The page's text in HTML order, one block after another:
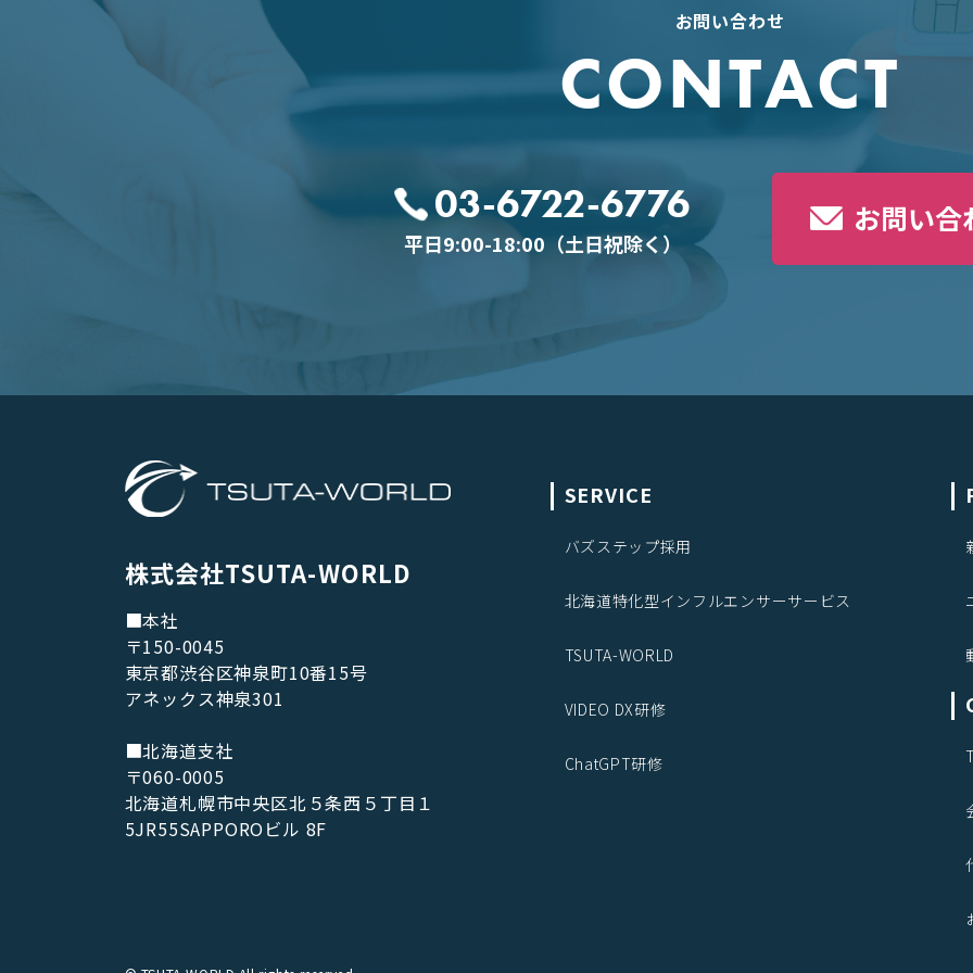
お問い合わせ
CONTACT
03-6722-6776
平日9:00-18:00（土日祝除く）
お問い合
株式会社TSUTA-WORLD
■本社
〒150-0045
東京都渋谷区神泉町10番15号
アネックス神泉301
■北海道支社
〒060-0005
北海道札幌市中央区北５条西５丁目１
5JR55SAPPOROビル 8F
SERVICE
バズステップ採用
北海道特化型インフルエンサーサービス
TSUTA-WORLD
VIDEO DX研修
ChatGPT研修